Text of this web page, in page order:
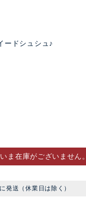
ードシュシュ♪
ま在庫がございません。
発送（休業日は除く）